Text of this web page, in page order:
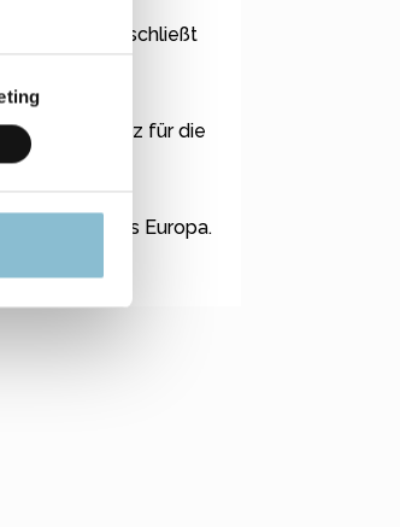
Sie umschließt
mehr Platz für die
kommen aus Europa.